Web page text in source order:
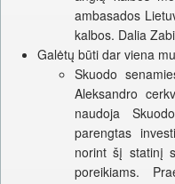
ambasados
kalbos. Dalia
Galėtų būti dar viena
Skuodo
Aleksandro
naudoja
parengtas
norint šį statinį
poreikiams.